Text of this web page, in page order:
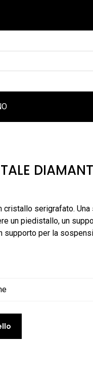
cristallo serigrafato.
un piedistallo, un
supporto per la